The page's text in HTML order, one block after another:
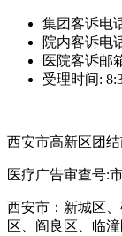
集团客诉电
院内客诉电
医院客诉邮
受理时间:
西安市高新区团
医疗广告审查号:
西安市‌：新城区
区、阎良区、临